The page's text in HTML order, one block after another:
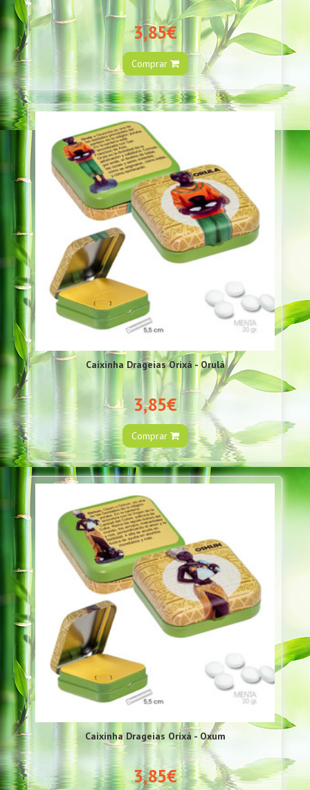
3,85€
Comprar
Caixinha Drageias Orixá - Orulá
3,85€
Comprar
Caixinha Drageias Orixá - Oxum
3,85€